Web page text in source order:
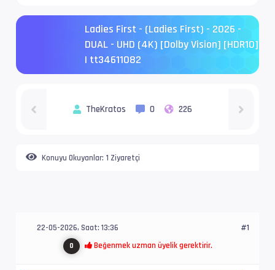
Ladies First - (Ladies First) - 2026 -
DUAL - UHD (4K) [Dolby Vision] [HDR10]
| tt34611082
TheKratos 0 226
Konuyu Okuyanlar: 1 Ziyaretçi
22-05-2026, Saat: 13:36
0 Beğenmek uzman üyelik gerektirir.
#1